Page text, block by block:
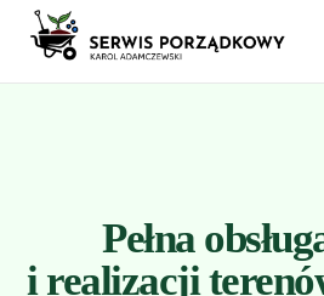
Skip
contentSerwis
Karol Adamczewski
Pełna
i realizacji